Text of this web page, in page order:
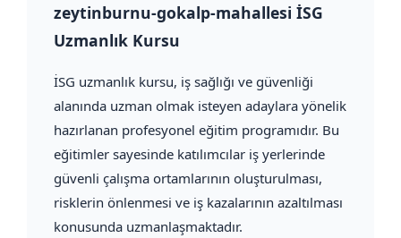
zeytinburnu-gokalp-mahallesi İSG
Uzmanlık Kursu
İSG uzmanlık kursu, iş sağlığı ve güvenliği
alanında uzman olmak isteyen adaylara yönelik
hazırlanan profesyonel eğitim programıdır. Bu
eğitimler sayesinde katılımcılar iş yerlerinde
güvenli çalışma ortamlarının oluşturulması,
risklerin önlenmesi ve iş kazalarının azaltılması
konusunda uzmanlaşmaktadır.